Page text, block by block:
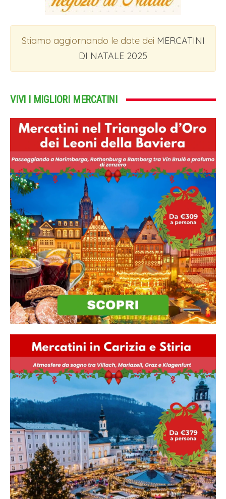
Stiamo aggiornando le date dei MERCATINI
DI NATALE 2025
VIVI I MIGLIORI MERCATINI